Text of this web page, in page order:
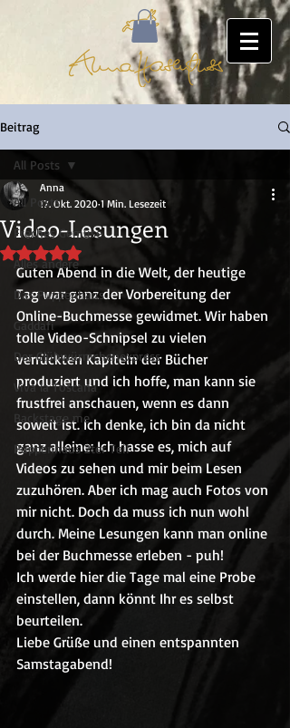
Beitrag
All Posts
Freches Gemüse
Alles andere
Das Puppenhaus
Gaddafi
Der Glühwürmchenexpress
Viva la Toscana
Backstage me
Puppenhaus 2ter Teil
All Posts
Video-Lesungen
Anna
17. Okt. 2020 1 Min. Lesezeit
Mit NaN von 5 Sternen bewertet.
Guten Abend in die Welt, der heutige
Tag war ganz der Vorbereitung der
Online-Buchmesse gewidmet. Wir haben
tolle Video-Schnipsel zu vielen
verrückten Kapiteln der Bücher
produziert und ich hoffe, man kann sie
frustfrei anschauen, wenn es dann
soweit ist. Ich denke, ich bin da nicht
ganz alleine: Ich hasse es, mich auf
Videos zu sehen und mir beim Lesen
zuzuhören. Aber ich mag auch Fotos von
mir nicht. Doch da muss ich nun wohl
durch. Meine Lesungen kann man online
bei der Buchmesse erleben - puh!
Ich werde hier die Tage mal eine Probe
einstellen, dann könnt Ihr es selbst
beurteilen.
Liebe Grüße und einen entspannten
Samstagabend!